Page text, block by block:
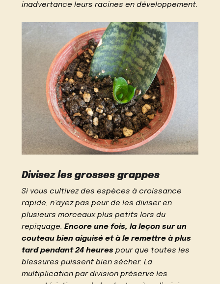
inadvertance leurs racines en développement.
Divisez les grosses grappes
Si vous cultivez des espèces à croissance
rapide, n’ayez pas peur de les diviser en
plusieurs morceaux plus petits lors du
repiquage.Encore une fois, la leçon sur un
couteau bien aiguisé et à le remettre à plus
tard pendant 24 heures pour que toutes les
blessures puissent bien sécher. La
multiplication par division préserve les